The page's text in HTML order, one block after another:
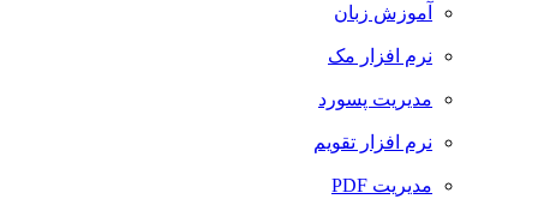
آموزش زبان
نرم افزار مک
مدیریت پسورد
نرم افزار تقویم
مدیریت PDF